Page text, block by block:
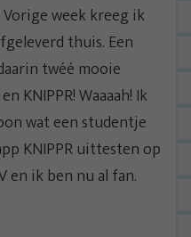
Vorige week kreeg ik
thuis. Een
twéé mooie
KNIPPR! Waaaah! Ik
wat een studentje
KNIPPR uittesten op
en ik ben nu al fan.